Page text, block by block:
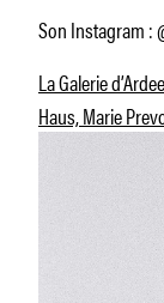
Son Instagram :
La Galerie
Haus, Marie